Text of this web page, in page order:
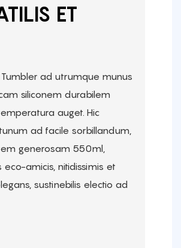
ET
ad utrumque munus
siliconem durabilem
auget. Hic
ad facile sorbillandum,
generosam 550ml,
amicis, nitidissimis et
sustinebilis electio ad